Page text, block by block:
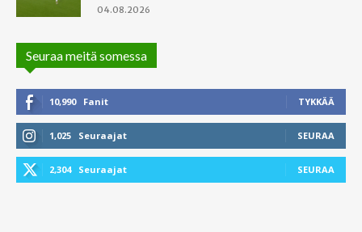
04.08.2026
Seuraa meitä somessa
10,990 Fanit TYKKÄÄ
1,025 Seuraajat SEURAA
2,304 Seuraajat SEURAA